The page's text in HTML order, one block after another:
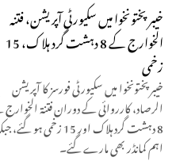
خیبر پختونخوا میں سکیورٹی آپریشن، فتنہ
الخوارج کے 8 دہشت گرد ہلاک، 15
زخمی
خیبر پختونخوا میں سکیورٹی فورسز کا آپریشن
الرصاد، کارروائی کے دوران فتنۃ
8 دہشت گرد ہلاک اور 15 زخمی ہو گئے،
اہم کمانڈر بھی مارے گئے۔